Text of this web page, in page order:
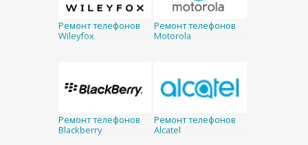
Ремонт телефонов
Wileyfox
Ремонт телефонов
Motorola
Ремонт телефонов
Blackberry
Ремонт телефонов
Alcatel